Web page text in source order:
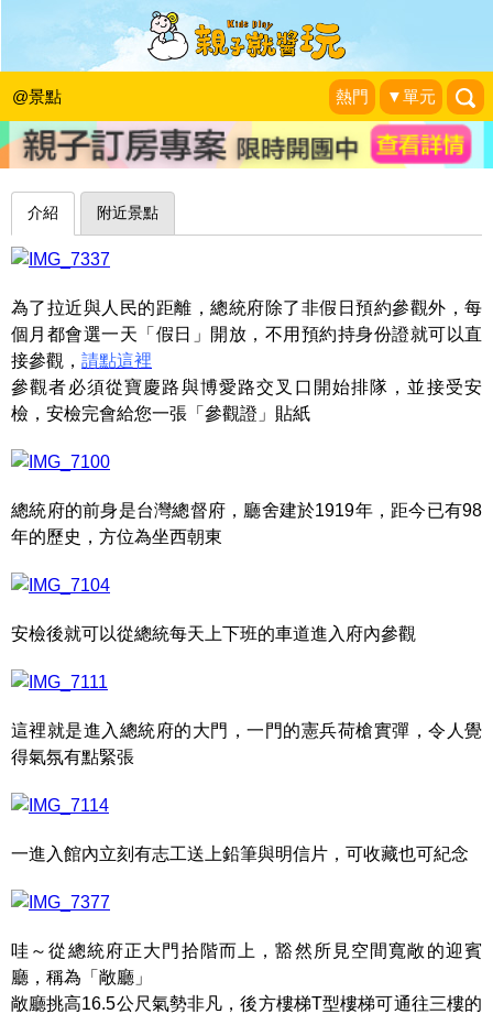
@景點 熱門 ▼單元
近距離參觀台灣政治中心～台北中華民
國總統府
|2017-10-07
介紹 附近景點
為了拉近與人民的距離，總統府除了非假日預約參觀外，每
個月都會選一天「假日」開放，不用預約持身份證就可以直
接參觀， 請點這裡
參觀者必須從寶慶路與博愛路交叉口開始排隊，並接受安
檢，安檢完會給您一張「參觀證」貼紙
總統府的前身是台灣總督府，廳舍建於1919年，距今已有98
年的歷史，方位為坐西朝東
安檢後就可以從總統每天上下班的車道進入府內參觀
這裡就是進入總統府的大門，一門的憲兵荷槍實彈，令人覺
得氣氛有點緊張
一進入館內立刻有志工送上鉛筆與明信片，可收藏也可紀念
哇～從總統府正大門拾階而上，豁然所見空間寬敞的迎賓
廳，稱為「敞廳」
敞廳挑高16.5公尺氣勢非凡，後方樓梯T型樓梯可通往三樓的